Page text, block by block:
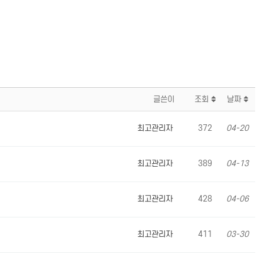
글쓴이 조회 날짜
최고관리자 372 04-20
최고관리자 389 04-13
최고관리자 428 04-06
최고관리자 411 03-30